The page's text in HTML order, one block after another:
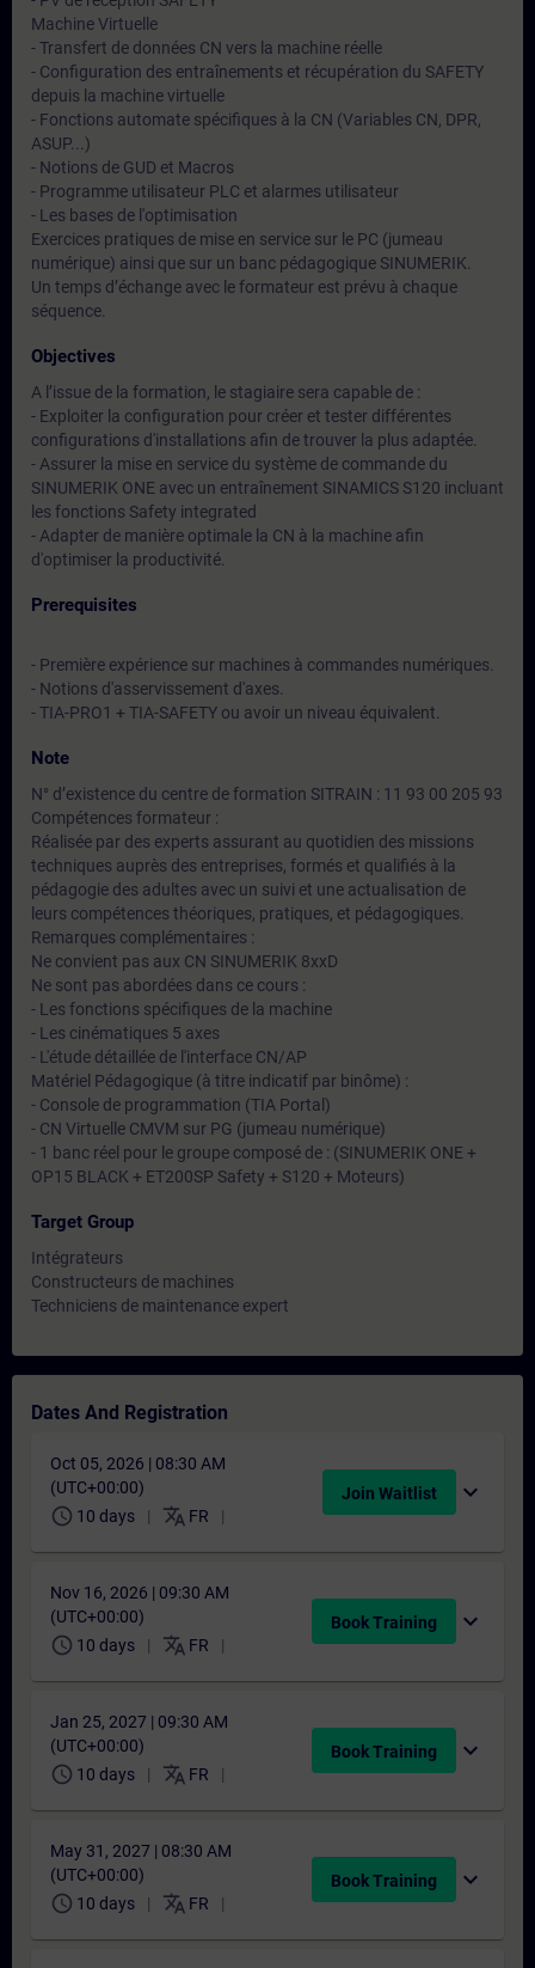
Machine Virtuelle
- Transfert de données CN vers la machine réelle
- Configuration des entraînements et récupération du SAFETY
depuis la machine virtuelle
- Fonctions automate spécifiques à la CN (Variables CN, DPR,
ASUP...)
- Notions de GUD et Macros
- Programme utilisateur PLC et alarmes utilisateur
- Les bases de l'optimisation
Exercices pratiques de mise en service sur le PC (jumeau
numérique) ainsi que sur un banc pédagogique SINUMERIK.
Un temps d’échange avec le formateur est prévu à chaque
séquence.
Objectives
A l’issue de la formation, le stagiaire sera capable de :
- Exploiter la configuration pour créer et tester différentes
configurations d'installations afin de trouver la plus adaptée.
- Assurer la mise en service du système de commande du
SINUMERIK ONE avec un entraînement SINAMICS S120 incluant
les fonctions Safety integrated
- Adapter de manière optimale la CN à la machine afin
d'optimiser la productivité.
Prerequisites
- Première expérience sur machines à commandes numériques.
- Notions d'asservissement d'axes.
- TIA-PRO1 + TIA-SAFETY ou avoir un niveau équivalent.
Note
N° d’existence du centre de formation SITRAIN : 11 93 00 205 93
Compétences formateur :
Réalisée par des experts assurant au quotidien des missions
techniques auprès des entreprises, formés et qualifiés à la
pédagogie des adultes avec un suivi et une actualisation de
leurs compétences théoriques, pratiques, et pédagogiques.
Remarques complémentaires :
Ne convient pas aux CN SINUMERIK 8xxD
Ne sont pas abordées dans ce cours :
- Les fonctions spécifiques de la machine
- Les cinématiques 5 axes
- L'étude détaillée de l'interface CN/AP
Matériel Pédagogique (à titre indicatif par binôme) :
- Console de programmation (TIA Portal)
- CN Virtuelle CMVM sur PG (jumeau numérique)
- 1 banc réel pour le groupe composé de : (SINUMERIK ONE +
OP15 BLACK + ET200SP Safety + S120 + Moteurs)
Target Group
Intégrateurs
Constructeurs de machines
Techniciens de maintenance expert
Dates And Registration
Oct 05, 2026 | 08:30 AM
(UTC+00:00)
schedule 10 days translate FR
Join Waitlist expand_more
Nov 16, 2026 | 09:30 AM
(UTC+00:00)
schedule 10 days translate FR
Book Training expand_more
Jan 25, 2027 | 09:30 AM
(UTC+00:00)
schedule 10 days translate FR
Book Training expand_more
May 31, 2027 | 08:30 AM
(UTC+00:00)
schedule 10 days translate FR
Book Training expand_more